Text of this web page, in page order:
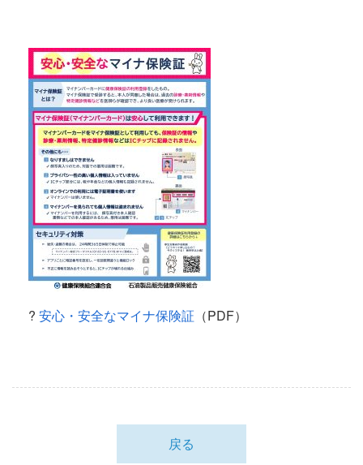
? 安心・安全なマイナ保険証 （PDF）
戻る